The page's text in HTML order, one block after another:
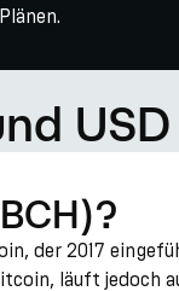
der 2017
läuft jedoch